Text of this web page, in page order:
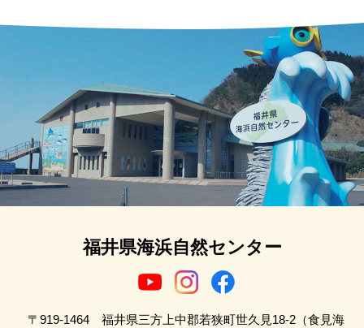
福井県海浜自然センター
〒919-1464 福井県三方上中郡若狭町世久見18-2（食見海